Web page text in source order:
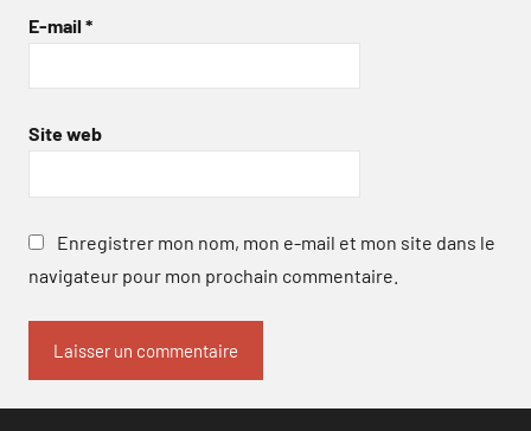
E-mail *
Site web
Enregistrer mon nom, mon e-mail et mon site dans le
navigateur pour mon prochain commentaire.